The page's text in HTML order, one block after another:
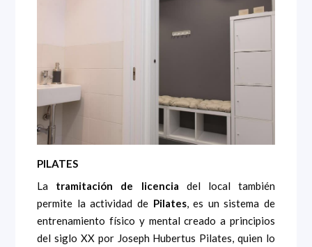
PILATES
La tramitación de licencia del local también
permite la actividad de Pilates, es un sistema de
entrenamiento físico y mental creado a principios
del siglo XX por Joseph Hubertus Pilates, quien lo